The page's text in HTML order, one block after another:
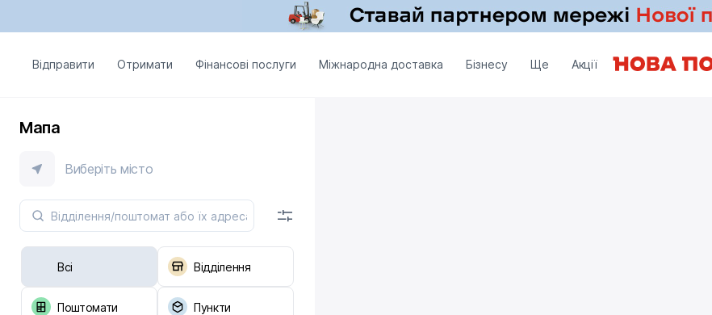
Відправити Отримати Фінансові послуги Міжнародна доставка Бізнесу Ще Акції
Мапа
Виберіть місто
Всі Відділення
Поштомати Пункти